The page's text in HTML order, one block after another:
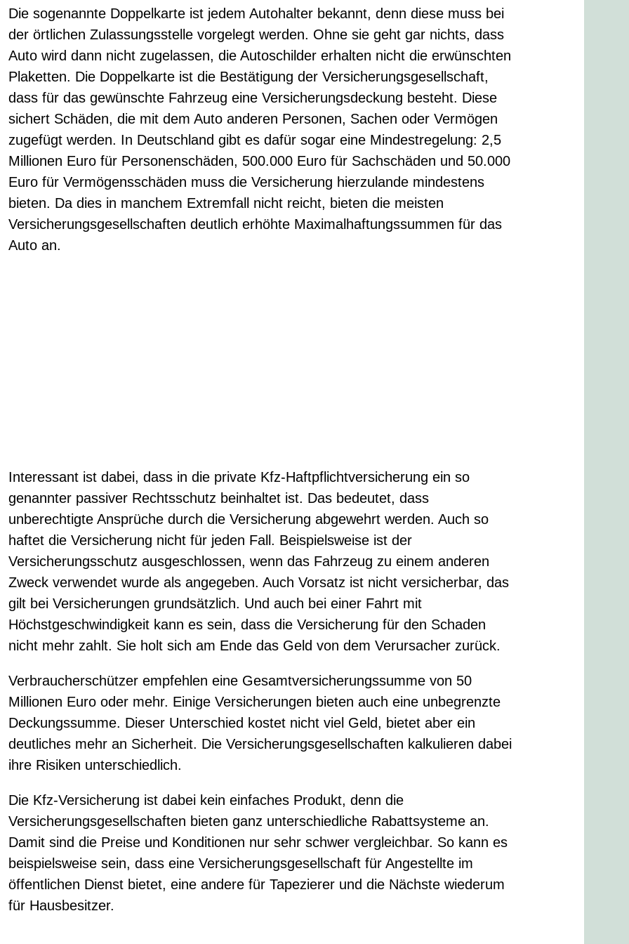
Die sogenannte Doppelkarte ist jedem Autohalter bekannt, denn diese muss bei
der örtlichen Zulassungsstelle vorgelegt werden. Ohne sie geht gar nichts, dass
Auto wird dann nicht zugelassen, die Autoschilder erhalten nicht die erwünschten
Plaketten. Die Doppelkarte ist die Bestätigung der Versicherungsgesellschaft,
dass für das gewünschte Fahrzeug eine Versicherungsdeckung besteht. Diese
sichert Schäden, die mit dem Auto anderen Personen, Sachen oder Vermögen
zugefügt werden. In Deutschland gibt es dafür sogar eine Mindestregelung: 2,5
Millionen Euro für Personenschäden, 500.000 Euro für Sachschäden und 50.000
Euro für Vermögensschäden muss die Versicherung hierzulande mindestens
bieten. Da dies in manchem Extremfall nicht reicht, bieten die meisten
Versicherungsgesellschaften deutlich erhöhte Maximalhaftungssummen für das
Auto an.
Interessant ist dabei, dass in die private Kfz-Haftpflichtversicherung ein so
genannter passiver Rechtsschutz beinhaltet ist. Das bedeutet, dass
unberechtigte Ansprüche durch die Versicherung abgewehrt werden. Auch so
haftet die Versicherung nicht für jeden Fall. Beispielsweise ist der
Versicherungsschutz ausgeschlossen, wenn das Fahrzeug zu einem anderen
Zweck verwendet wurde als angegeben. Auch Vorsatz ist nicht versicherbar, das
gilt bei Versicherungen grundsätzlich. Und auch bei einer Fahrt mit
Höchstgeschwindigkeit kann es sein, dass die Versicherung für den Schaden
nicht mehr zahlt. Sie holt sich am Ende das Geld von dem Verursacher zurück.
Verbraucherschützer empfehlen eine Gesamtversicherungssumme von 50
Millionen Euro oder mehr. Einige Versicherungen bieten auch eine unbegrenzte
Deckungssumme. Dieser Unterschied kostet nicht viel Geld, bietet aber ein
deutliches mehr an Sicherheit. Die Versicherungsgesellschaften kalkulieren dabei
ihre Risiken unterschiedlich.
Die Kfz-Versicherung ist dabei kein einfaches Produkt, denn die
Versicherungsgesellschaften bieten ganz unterschiedliche Rabattsysteme an.
Damit sind die Preise und Konditionen nur sehr schwer vergleichbar. So kann es
beispielsweise sein, dass eine Versicherungsgesellschaft für Angestellte im
öffentlichen Dienst bietet, eine andere für Tapezierer und die Nächste wiederum
für Hausbesitzer.